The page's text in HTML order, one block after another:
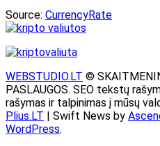
Source: CurrencyRate
WEBSTUDIO.LT ©
PASLAUGOS. SEO tekstų
rašymas ir talpinimas į mūsų
Plius.LT | Swift News by
WordPress.